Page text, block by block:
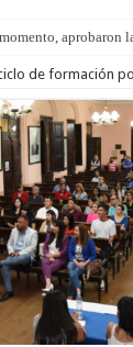
aprobaron
de formación